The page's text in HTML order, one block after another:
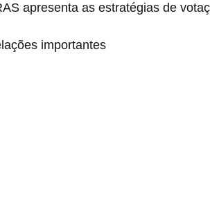
apresenta as estratégias de
importantes